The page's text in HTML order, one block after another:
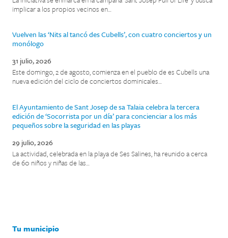
implicar a los propios vecinos en…
Vuelven las ‘Nits al tancó des Cubells’, con cuatro conciertos y un
monólogo
31 julio, 2026
Este domingo, 2 de agosto, comienza en el pueblo de es Cubells una
nueva edición del ciclo de conciertos dominicales…
El Ayuntamiento de Sant Josep de sa Talaia celebra la tercera
edición de ‘Socorrista por un día’ para concienciar a los más
pequeños sobre la seguridad en las playas
29 julio, 2026
La actividad, celebrada en la playa de Ses Salines, ha reunido a cerca
de 60 niños y niñas de las…
Tu municipio